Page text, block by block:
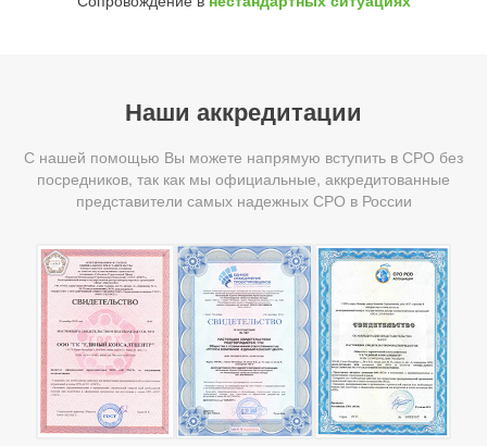
Наши аккредитации
С нашей помощью Вы можете напрямую вступить в СРО без
посредников, так как мы официальные, аккредитованные
представители самых надежных СРО в России